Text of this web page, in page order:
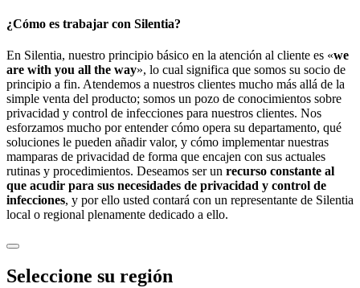
¿Cómo es trabajar con Silentia?
En Silentia, nuestro principio básico en la atención al cliente es «we
are with you all the way», lo cual significa que somos su socio de
principio a fin. Atendemos a nuestros clientes mucho más allá de la
simple venta del producto; somos un pozo de conocimientos sobre
privacidad y control de infecciones para nuestros clientes. Nos
esforzamos mucho por entender cómo opera su departamento, qué
soluciones le pueden añadir valor, y cómo implementar nuestras
mamparas de privacidad de forma que encajen con sus actuales
rutinas y procedimientos. Deseamos ser un recurso constante al
que acudir para sus necesidades de privacidad y control de
infecciones, y por ello usted contará con un representante de Silentia
local o regional plenamente dedicado a ello.
Seleccione su región